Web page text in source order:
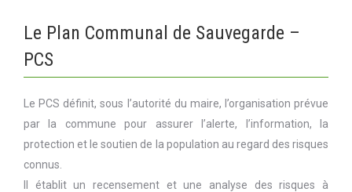
Le Plan Communal de Sauvegarde –
PCS
Le PCS définit, sous l’autorité du maire, l’organisation prévue
par la commune pour assurer l’alerte, l’information, la
protection et le soutien de la population au regard des risques
connus.
Il établit un recensement et une analyse des risques à